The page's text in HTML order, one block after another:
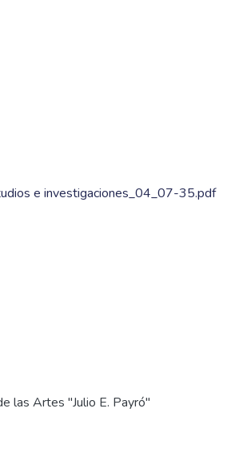
e investigaciones_04_07-35.pdf
las Artes "Julio E. Payró"